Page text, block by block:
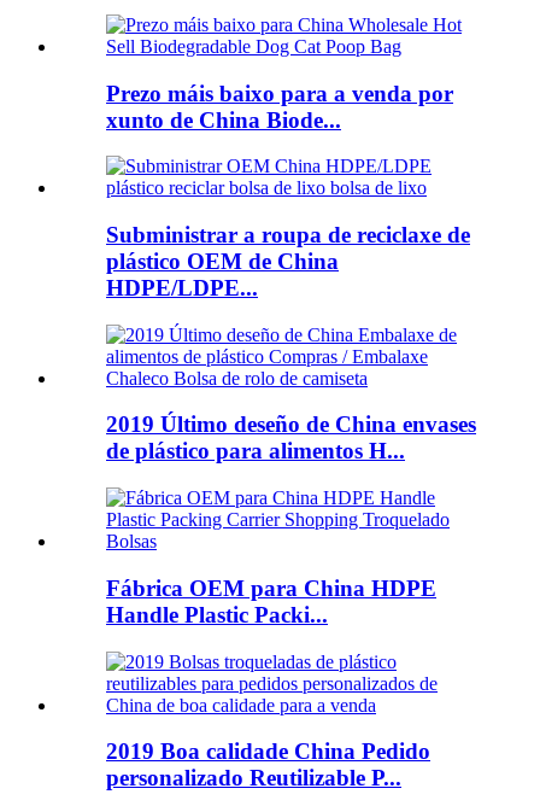
Prezo máis baixo para a venda por
xunto de China Biode...
Subministrar a roupa de reciclaxe de
plástico OEM de China
HDPE/LDPE...
2019 Último deseño de China envases
de plástico para alimentos H...
Fábrica OEM para China HDPE
Handle Plastic Packi...
2019 Boa calidade China Pedido
personalizado Reutilizable P...